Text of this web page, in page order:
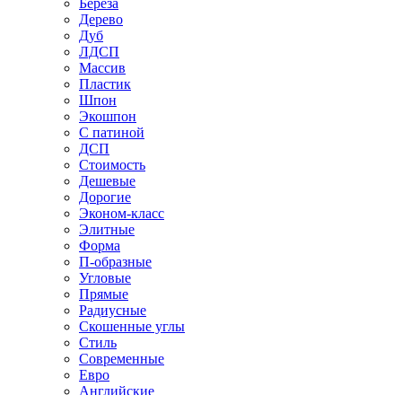
Береза
Дерево
Дуб
ЛДСП
Массив
Пластик
Шпон
Экошпон
С патиной
ДСП
Стоимость
Дешевые
Дорогие
Эконом-класс
Элитные
Форма
П-образные
Угловые
Прямые
Радиусные
Скошенные углы
Стиль
Современные
Евро
Английские